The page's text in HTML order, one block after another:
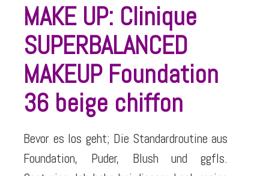
MAKE UP: Clinique
SUPERBALANCED
MAKEUP Foundation
36 beige chiffon
Bevor es los geht; Die Standardroutine aus
Foundation, Puder, Blush und ggfls.